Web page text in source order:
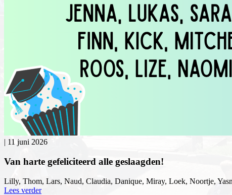
11 juni 2026
Van harte gefeliciteerd alle geslaagden!
Lilly, Thom, Lars, Naud, Claudia, Danique, Miray, Loek, Noortje,
Lees verder